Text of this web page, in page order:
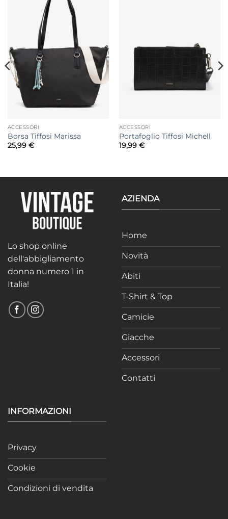
ACCESSORI
Borsa Tiffosi Marissa
25,99 €
ACCESSORI
Portafoglio Tiffosi Michell
19,99 €
Lo shop online
dell'abbigliamento
donna numero 1 in
Italia!
AZIENDA
Home
Novità
Abiti
T-Shirt & Top
Camicie
Giacche
Accessori
Contatti
INFORMAZIONI
Privacy
Cookie
Condizioni di vendita